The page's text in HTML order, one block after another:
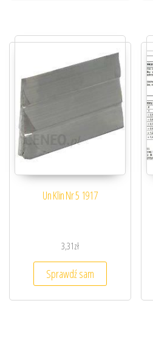
Un Klin Nr 5 1917
3,31zł
Sprawdź sam